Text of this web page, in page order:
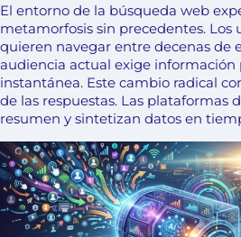
El entorno de la búsqueda web
metamorfosis sin precedentes. Los
quieren navegar entre decenas de
audiencia actual exige información
instantánea. Este cambio radical
de las respuestas. Las plataformas
resumen y sintetizan datos en